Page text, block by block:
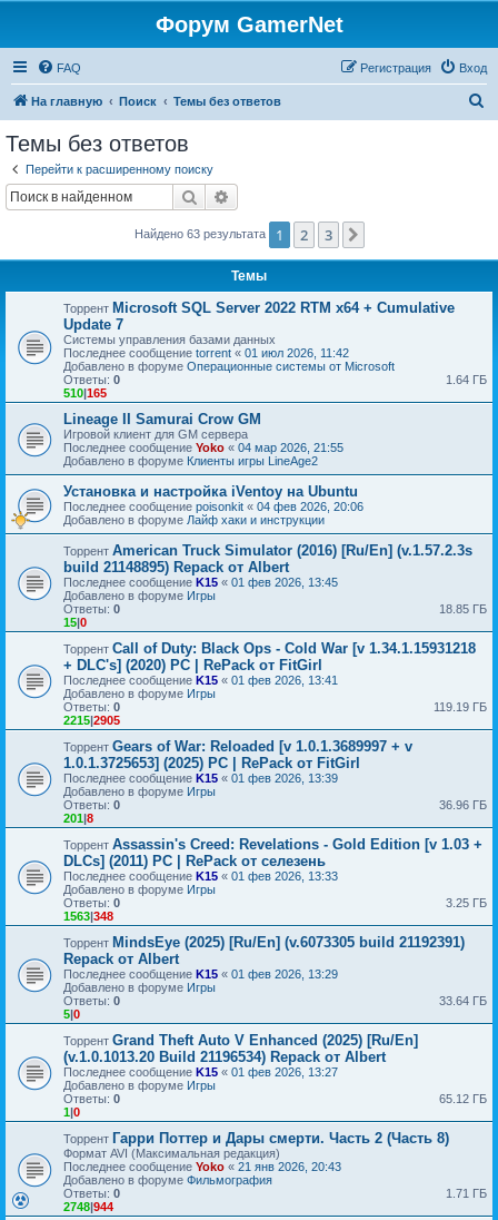
Форум GamerNet
FAQ Вход
Регистрация
На главную Поиск Темы без ответов
Темы без ответов
Перейти к расширенному поиску
Поиск
Найдено 63 результата 1 2 3
Темы
Торрент Microsoft SQL Server 2022 RTM x64 + Cumulative
Update 7
Системы управления базами данных
Последнее сообщение torrent « 01 июл 2026, 11:42
Добавлено в форуме Операционные системы от Microsoft
Ответы: 0
510|165
1.64 ГБ
Lineage II Samurai Crow GM
Игровой клиент для GM сервера
Последнее сообщение Yoko « 04 мар 2026, 21:55
Добавлено в форуме Клиенты игры LineAge2
Установка и настройка iVentoy на Ubuntu
Последнее сообщение poisonkit « 04 фев 2026, 20:06
Добавлено в форуме Лайф хаки и инструкции
Торрент American Truck Simulator (2016) [Ru/En] (v.1.57.2.3s
build 21148895) Repack от Albert
Последнее сообщение K15 « 01 фев 2026, 13:45
Добавлено в форуме Игры
Ответы: 0
15|0
18.85 ГБ
Торрент Call of Duty: Black Ops - Cold War [v 1.34.1.15931218
+ DLC's] (2020) PC | RePack от FitGirl
Последнее сообщение K15 « 01 фев 2026, 13:41
Добавлено в форуме Игры
Ответы: 0
2215|2905
119.19 ГБ
Торрент Gears of War: Reloaded [v 1.0.1.3689997 + v
1.0.1.3725653] (2025) PC | RePack от FitGirl
Последнее сообщение K15 « 01 фев 2026, 13:39
Добавлено в форуме Игры
Ответы: 0
201|8
36.96 ГБ
Торрент Assassin's Creed: Revelations - Gold Edition [v 1.03 +
DLCs] (2011) PC | RePack от селезень
Последнее сообщение K15 « 01 фев 2026, 13:33
Добавлено в форуме Игры
Ответы: 0
1563|348
3.25 ГБ
Торрент MindsEye (2025) [Ru/En] (v.6073305 build 21192391)
Repack от Albert
Последнее сообщение K15 « 01 фев 2026, 13:29
Добавлено в форуме Игры
Ответы: 0
5|0
33.64 ГБ
Торрент Grand Theft Auto V Enhanced (2025) [Ru/En]
(v.1.0.1013.20 Build 21196534) Repack от Albert
Последнее сообщение K15 « 01 фев 2026, 13:27
Добавлено в форуме Игры
Ответы: 0
1|0
65.12 ГБ
Торрент Гарри Поттер и Дары смерти. Часть 2 (Часть 8)
Формат AVI (Максимальная редакция)
Последнее сообщение Yoko « 21 янв 2026, 20:43
Добавлено в форуме Фильмография
Ответы: 0
2748|944
1.71 ГБ